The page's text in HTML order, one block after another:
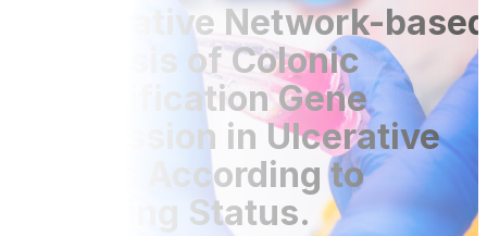
Integrative Network-
Analysis of Colonic
Detoxification Gene
Expression in Ulcerative
Colitis According to
Smoking Status.